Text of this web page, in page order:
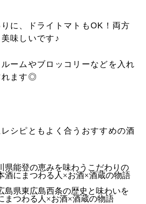
に、ドライトマトもOK！両方
味しいです♪
ームやブロッコリーなどを入れ
れます◎
シピともよく合うおすすめの酒
県能登の恵みを味わうこだわりの
酒にまつわる人×お酒×酒蔵の物語
島県東広島西条の歴史と味わいを
まつわる人×お酒×酒蔵の物語